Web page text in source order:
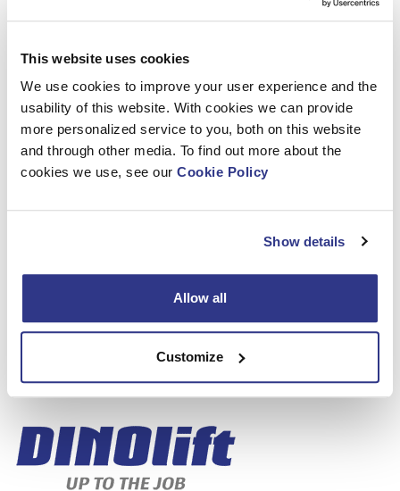
This website uses cookies
We use cookies to improve your user experience and the
usability of this website. With cookies we can provide
more personalized service to you, both on this website
and through other media. To find out more about the
cookies we use, see our Cookie Policy
Show details
Allow all
Customize
asiakkaita Ison-Britannian markkinoilla yhdistämällä
ammattimaisen paikallisen asiakastuen. CPL täydentää
jälleenmyyjäverkostoamme ja antaa meille mahdollisuuden
vahvistaa brändiämme myös Ison-Britannian markkinoilla.
Vertikal Days 2023-tapahtumassa toukokuussa.